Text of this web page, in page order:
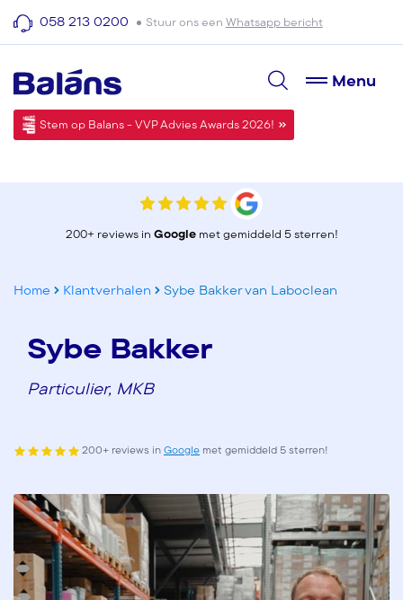
058 213 0200 Stuur ons een Whatsapp bericht
Menu
Stem op Balans - VVP Advies Awards 2026!
200+ reviews in Googlemet gemiddeld 5 sterren!
Home Klantverhalen Sybe Bakker van Laboclean
Sybe Bakker
Particulier, MKB
200+ reviews inGoogle met gemiddeld 5 sterren!